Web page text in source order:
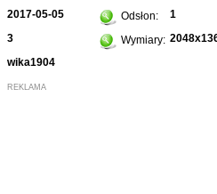
2017-05-05 Odsłon: 1
3 Wymiary:
wika1904
REKLAMA